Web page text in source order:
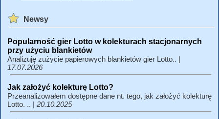
Newsy
Popularność gier Lotto w kolekturach stacjonarnych
przy użyciu blankietów
Analizuję zużycie papierowych blankietów gier Lotto.. |
17.07.2026
Jak założyć kolekturę Lotto?
Przeanalizowałem dostępne dane nt. tego, jak założyć kolekturę
Lotto. .. | 20.10.2025